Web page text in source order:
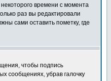
времени с момента
раз вы редактировали
сами оставить пометку, где
чтобы подпись
сообщениях, убрав галочку